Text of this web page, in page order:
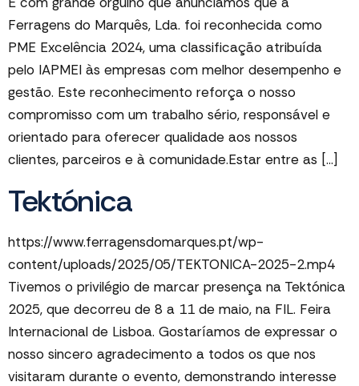
Ferragens do Marquês, Lda. foi reconhecida como
PME Excelência 2024, uma classificação atribuída
pelo IAPMEI às empresas com melhor desempenho e
gestão. Este reconhecimento reforça o nosso
compromisso com um trabalho sério, responsável e
orientado para oferecer qualidade aos nossos
clientes, parceiros e à comunidade.Estar entre as […]
Tektónica
https://www.ferragensdomarques.pt/wp-
content/uploads/2025/05/TEKTONICA-2025-2.mp4
Tivemos o privilégio de marcar presença na Tektónica
2025, que decorreu de 8 a 11 de maio, na FIL. Feira
Internacional de Lisboa. Gostaríamos de expressar o
nosso sincero agradecimento a todos os que nos
visitaram durante o evento, demonstrando interesse